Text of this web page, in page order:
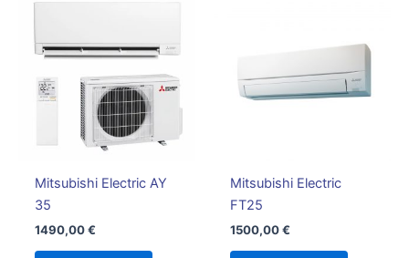
Mitsubishi Electric AY
35
1490,00€
Mitsubishi Electric
FT25
1500,00€